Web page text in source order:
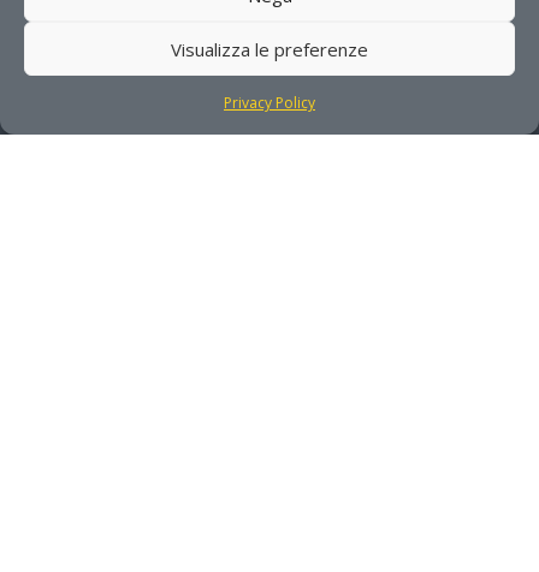
Visualizza le preferenze
Privacy Policy
 Phone
08321975000